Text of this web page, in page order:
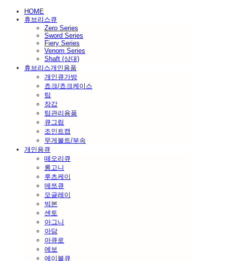
HOME
휴브리스큐
Zero Series
Sword Series
Fiery Series
Venom Series
Shaft (상대)
휴브리스개인용품
개인큐가방
쵸크/쵸크케이스
팁
장갑
팁관리용품
큐그립
조인트캡
무게볼트/부속
개인용큐
떼오리큐
롱고니
루츠케이
메쯔큐
모글레이
빅본
센토
아그니
아담
아큐로
에보
에이블큐